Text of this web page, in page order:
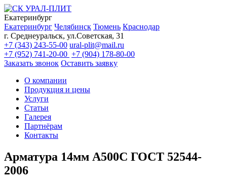
Екатеринбург
Екатеринбург Челябинск Тюмень Краснодар
г. Среднеуральск, ул.Советская, 31
+7 (343) 243-55-00 ural-plit@mail.ru
+7 (952) 741-20-00 +7 (904) 178-80-00
Заказать звонок Оставить заявку
О компании
Продукция и цены
Услуги
Статьи
Галерея
Партнёрам
Контакты
Арматура 14мм А500С ГОСТ 52544-
2006